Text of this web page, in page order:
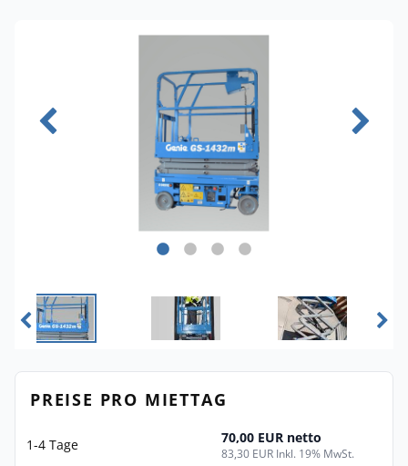
PREISE PRO MIETTAG
1-4 Tage 70,00 EUR netto
83,30 EUR Inkl. 19% MwSt.